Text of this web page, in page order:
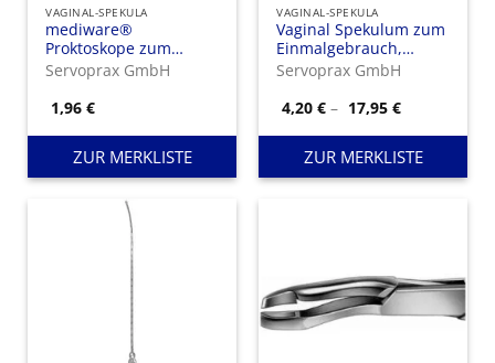
VAGINAL-SPEKULA
mediware®
Proktoskope zum
Einmalgebrauch
Servoprax GmbH
1,96€
ZUR MERKLISTE
VAGINAL-SPEKULA
Vaginal Spekulum zum
Einmalgebrauch,
mediware mit Rändel-
Verstellschraube,
stufenlos verstellbar
Servoprax GmbH
4,20€ – 17,95€
4,20 €
bis
17,95 €
ZUR MERKLISTE